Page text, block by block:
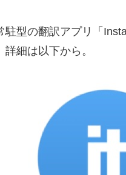
型の翻訳アプリ「
細は以下から。